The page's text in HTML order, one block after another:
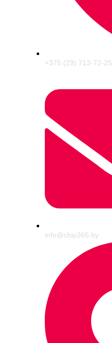
+375 (29) 713-72-25
info@chip365.by